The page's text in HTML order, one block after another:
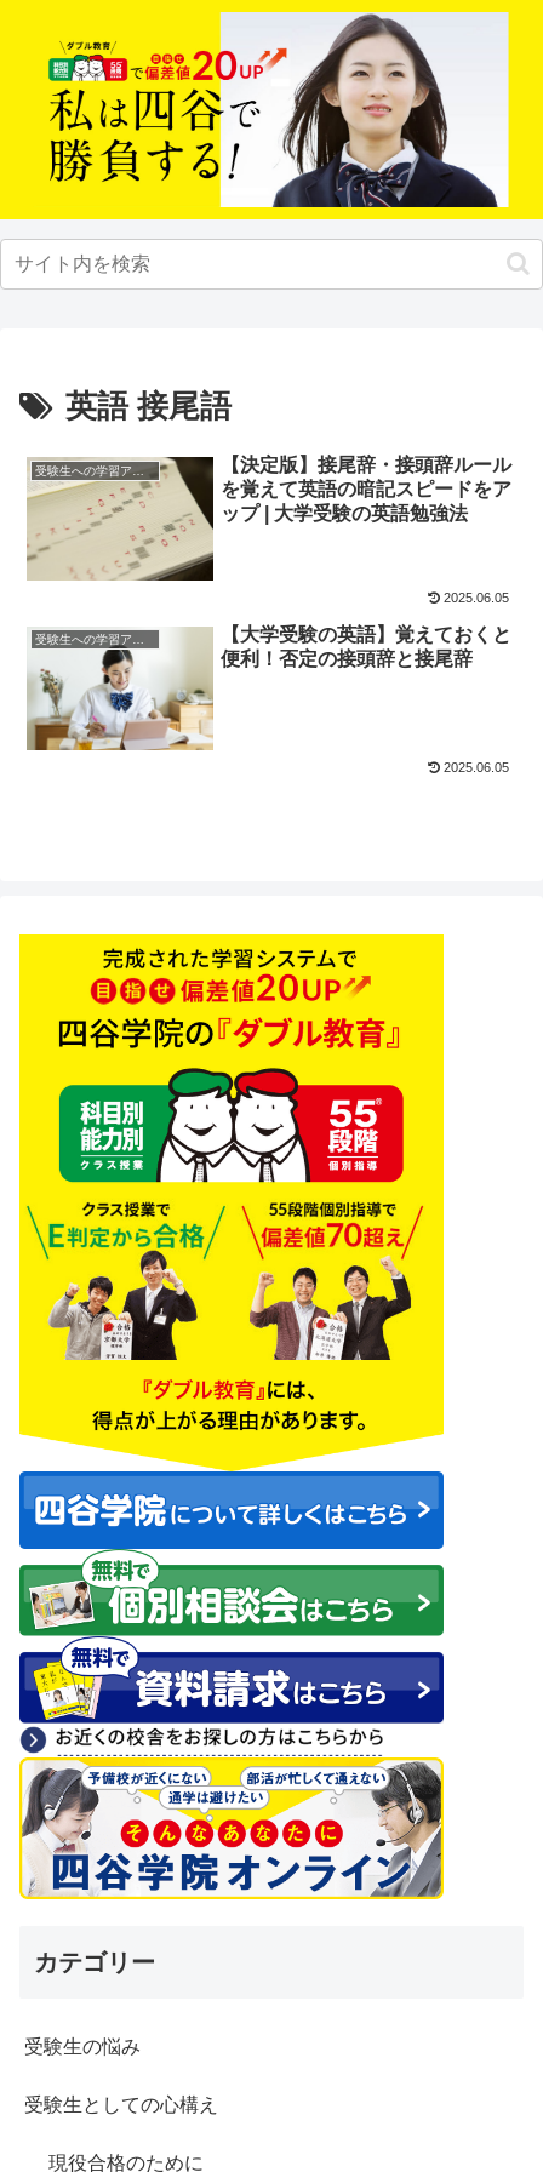
英語 接尾語
【決定版】接尾辞・接頭辞ルール
を覚えて英語の暗記スピードをア
ップ | 大学受験の英語勉強法
2025.06.05
【大学受験の英語】覚えておくと
便利！否定の接頭辞と接尾辞
2025.06.05
カテゴリー
受験生の悩み
受験生としての心構え
現役合格のために